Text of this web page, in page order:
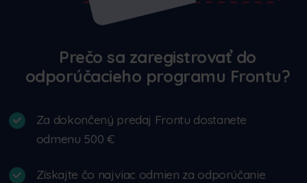
Prečo sa zaregistrovať do
odporúčacieho programu Frontu?
Za dokončený predaj Frontu dostanete
odmenu 500 €
Získajte čo najviac odmien za odporúčanie